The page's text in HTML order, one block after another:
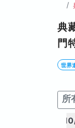
典
門
世界
所
2026/